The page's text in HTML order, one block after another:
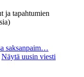
ja tapahtumien
saksanpaim…
Näytä uusin viesti